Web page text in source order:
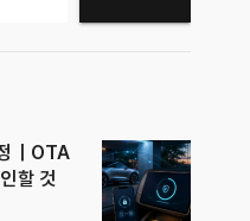
｜OTA
할 것